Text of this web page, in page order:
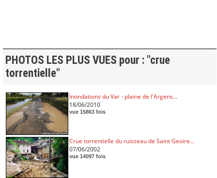
PHOTOS LES PLUS VUES pour : "crue
torrentielle"
Inondations du Var - plaine de l'Argens...
18/06/2010
vue 15863 fois
Crue torrentielle du ruisseau de Saint Geoire...
07/06/2002
vue 14097 fois